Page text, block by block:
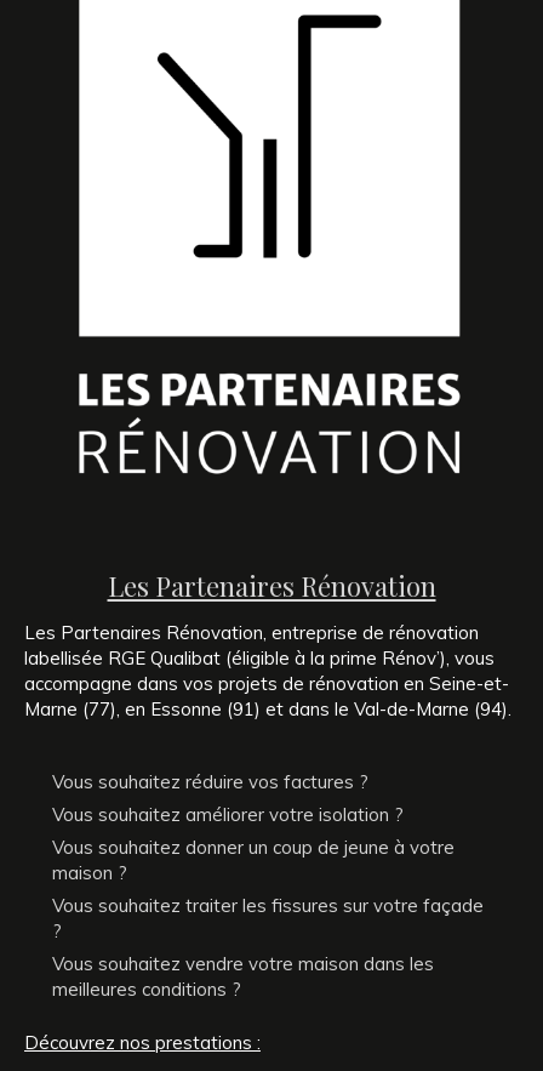
Les Partenaires Rénovation
Les Partenaires Rénovation, entreprise de rénovation
labellisée RGE Qualibat (éligible à la prime Rénov’), vous
accompagne dans vos projets de rénovation en Seine-et-
Marne (77), en Essonne (91) et dans le Val-de-Marne (94).
Vous souhaitez réduire vos factures ?
Vous souhaitez améliorer votre isolation ?
Vous souhaitez donner un coup de jeune à votre
maison ?
Vous souhaitez traiter les fissures sur votre façade
?
Vous souhaitez vendre votre maison dans les
meilleures conditions ?
Découvrez nos prestations :